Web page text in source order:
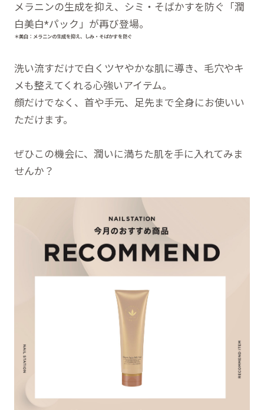
メラニンの生成を抑え、シミ・そばかすを防ぐ「潤
白美白*パック」が再び登場。
＊美白：メラニンの生成を抑え、しみ・そばかすを防ぐ
洗い流すだけで白くツヤやかな肌に導き、毛穴やキ
メも整えてくれる心強いアイテム。
顔だけでなく、首や手元、足先まで全身にお使いい
ただけます。
ぜひこの機会に、潤いに満ちた肌を手に入れてみま
せんか？